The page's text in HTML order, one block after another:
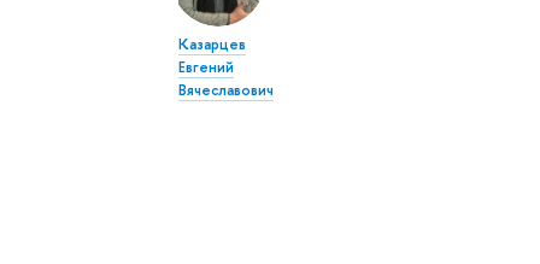
Казарцев
Евгений
Вячеславович